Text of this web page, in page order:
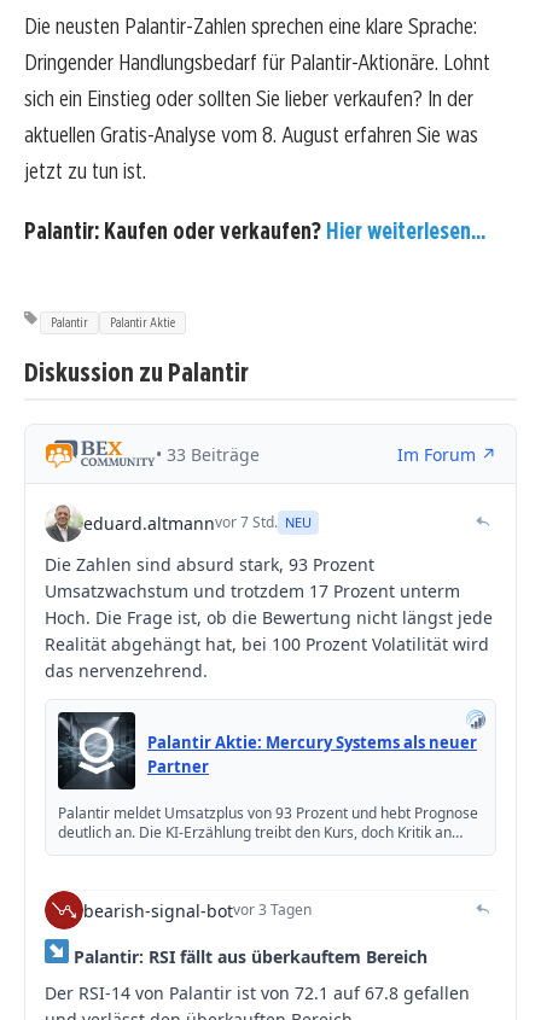
Die neusten Palantir-Zahlen sprechen eine klare Sprache:
Dringender Handlungsbedarf für Palantir-Aktionäre. Lohnt
sich ein Einstieg oder sollten Sie lieber verkaufen? In der
aktuellen Gratis-Analyse vom 8. August erfahren Sie was
jetzt zu tun ist.
Palantir: Kaufen oder verkaufen? Hier weiterlesen...
Palantir Palantir Aktie
Diskussion zu Palantir